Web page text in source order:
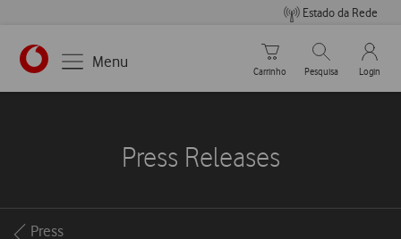
Estado da Rede
https://www.vodafone.pt
Menu
Carrinho de compras
Carrinho
Pesquisar
Pesquisa
My
Login
Press Releases
Breadcrumbs
Press